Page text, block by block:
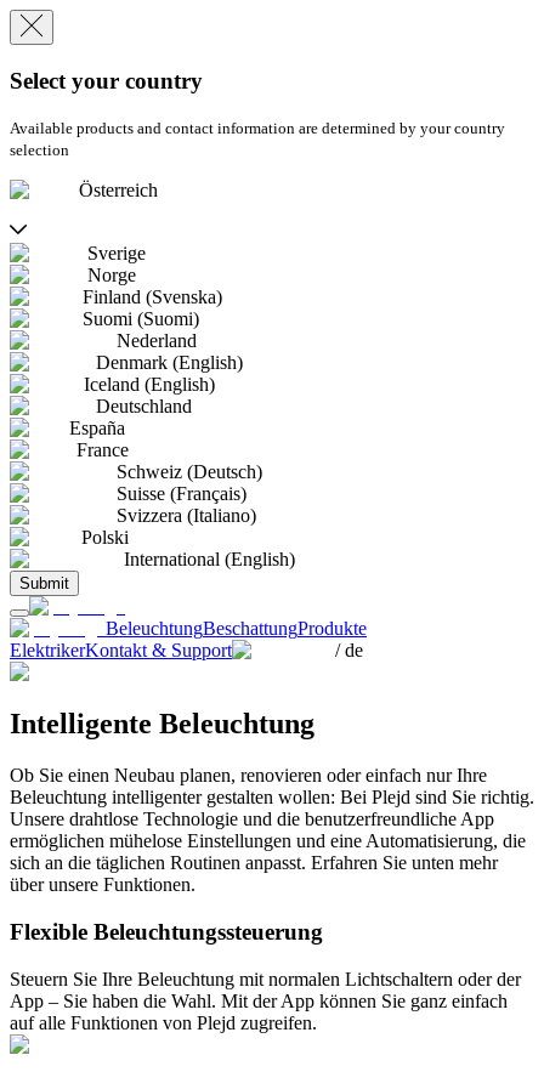
Select your country
Available products and contact information are determined by your country
selection
Österreich
Sverige
Norge
Finland (Svenska)
Suomi (Suomi)
Nederland
Denmark (English)
Iceland (English)
Deutschland
España
France
Schweiz (Deutsch)
Suisse (Français)
Svizzera (Italiano)
Polski
International (English)
Submit
BeleuchtungBeschattungProdukte
ElektrikerKontakt & Support /de
Intelligente Beleuchtung
Ob Sie einen Neubau planen, renovieren oder einfach nur Ihre
Beleuchtung intelligenter gestalten wollen: Bei Plejd sind Sie richtig.
Unsere drahtlose Technologie und die benutzerfreundliche App
ermöglichen mühelose Einstellungen und eine Automatisierung, die
sich an die täglichen Routinen anpasst. Erfahren Sie unten mehr
über unsere Funktionen.
Flexible Beleuchtungssteuerung
Steuern Sie Ihre Beleuchtung mit normalen Lichtschaltern oder der
App – Sie haben die Wahl. Mit der App können Sie ganz einfach
auf alle Funktionen von Plejd zugreifen.